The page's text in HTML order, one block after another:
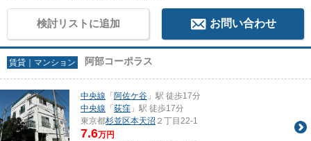
検討リストに追加 お問い合わせ
賃貸｜マンション 阿部コーポラス
中央線 「 阿佐ケ谷 」駅 徒歩17分
中央線 「 荻窪 」駅 徒歩17分
東京都杉並区本天沼 ２丁目22-1
7.6万円